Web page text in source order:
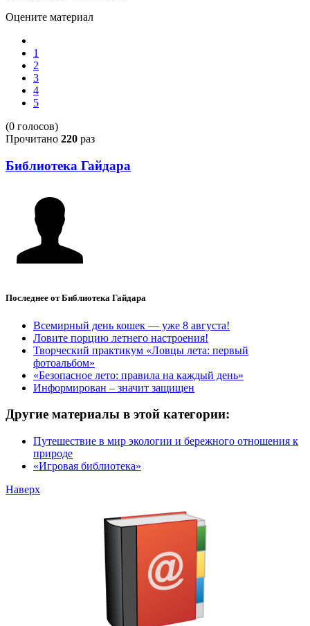
Оцените материал
1
2
3
4
5
(0 голосов)
Прочитано 220 раз
Библиотека Гайдара
Последнее от Библиотека Гайдара
Всемирный день кошек — уже 8 августа!
Ловите порцию летнего настроения!
Творческий практикум «Ловцы лета: первый
фотоальбом»
«Безопасное лето: правила на каждый день»
Информирован – значит защищен
Другие материалы в этой категории:
Путешествие в мир экологии и бережного отношения к
природе
«Игровая библиотека»
Наверх